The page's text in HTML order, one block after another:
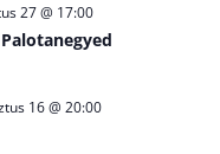
27 @ 17:00
16 @ 20:00